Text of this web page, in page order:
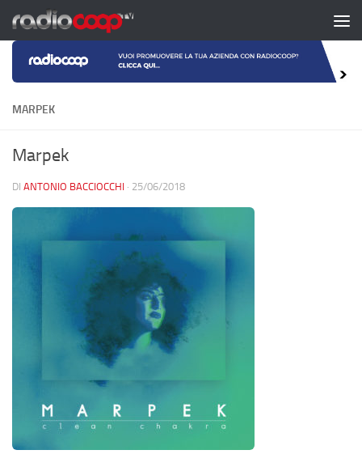
Salta al contenuto
MARPEK
Marpek
DI ANTONIO BACCIOCCHI · 25/06/2018